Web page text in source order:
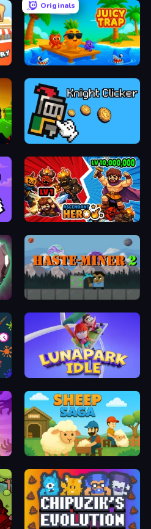
Originals
Juicy Trap
Knight Clicker
Ascendant Hero
Lunapark Idle Clicker: For Fun
Sheep Saga